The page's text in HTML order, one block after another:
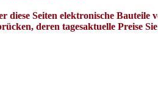
diese Seiten elektronische Bauteile
deren tagesaktuelle Preise